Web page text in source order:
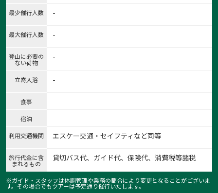
最少催行人数 -
最大催行人数 -
登山に必要の
ない荷物
-
立寄入浴 -
食事
宿泊
利用交通機関 エスケー交通・セイフティなど同等
旅行代金に含
まれるもの
貸切バス代、ガイド代、保険代、消費税等諸税
※ガイド・スタッフは体調管理や業務の都合により変更となることがございま
す。その場合でもツアーは予定通り催行いたします。